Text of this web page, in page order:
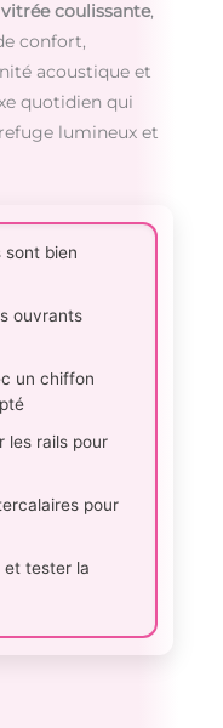
coulissante,
confort,
acoustique et
quotidien qui
lumineux et
sont bien
ouvrants
un chiffon
les rails pour
pour
et tester la